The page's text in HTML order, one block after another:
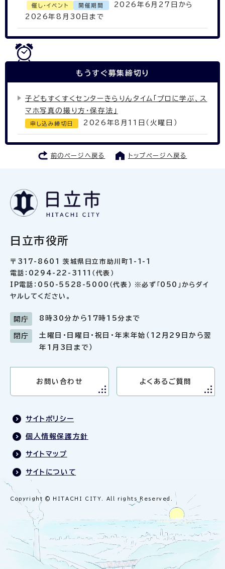
催し・イベント 開催期間
2026年6月27日から
2026年8月30日まで
もうすぐ募集締切り
子どもすくすくセンターきらりんタイム「プロに学ぶ、ス
マホ写真の撮り方・保存法」
申し込み締切日 2026年8月11日（火曜日）
前のページへ戻る トップページへ戻る
日立市役所
〒317-8601 茨城県日立市助川町1-1-1
電話：0294-22-3111（代表）
IP電話：050-5528-5000（代表） ※必ず「050」からダイ
ヤルしてください。
開庁 8時30分から17時15分まで
閉庁
土曜日・日曜日・祝日・年末年始（12月29日から翌
年1月3日まで）
お問い合わせ よくあるご質問
サイトポリシー
個人情報保護方針
サイトマップ
サイトについて
Copyright © HITACHI CITY. All rights Reserved.